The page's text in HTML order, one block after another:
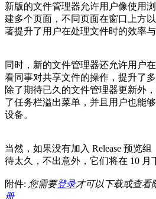
新版的文件管理器允许用户像使用
建多个页面，不同页面在窗口上方
著提升了用户在处理文件时的效率
同时，新的文件管理器还允许用户
看同事对共享文件的操作，提升了
除了期待已久的文件管理器更新外
了任务栏溢出菜单，并且用户也能
设备。
当然，如果没有加入 Release 预览
待太久，不出意外，它们将在 10 月
附件: 您需要登录才可以下载或查看
册